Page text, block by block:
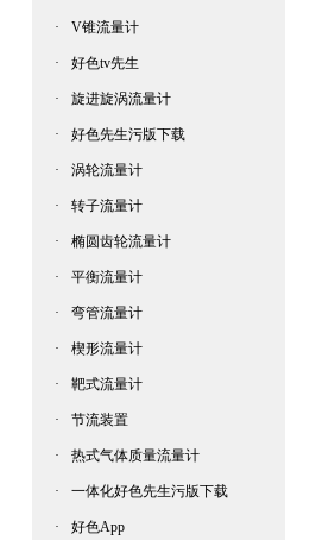
· V锥流量计
· 好色tv先生
· 旋进旋涡流量计
· 好色先生污版下载
· 涡轮流量计
· 转子流量计
· 椭圆齿轮流量计
· 平衡流量计
· 弯管流量计
· 楔形流量计
· 靶式流量计
· 节流装置
· 热式气体质量流量计
· 一体化好色先生污版下载
· 好色App